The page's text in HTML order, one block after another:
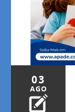
03
AGO